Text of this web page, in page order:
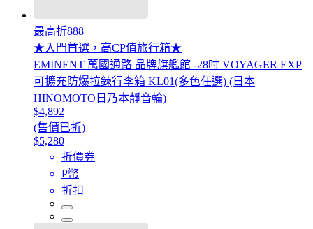
最高折888
★入門首選，高CP值旅行箱★
EMINENT 萬國通路 品牌旗艦館 -28吋 VOYAGER EXP
可擴充防爆拉鍊行李箱 KL01(多色任選) (日本
HINOMOTO日乃本靜音輪)
$4,892
(售價已折)
$5,280
折價券
P幣
折扣